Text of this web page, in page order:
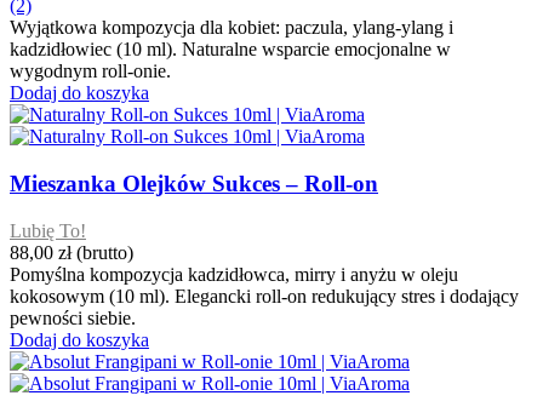
(2)
Wyjątkowa kompozycja dla kobiet: paczula, ylang-ylang i
kadzidłowiec (10 ml). Naturalne wsparcie emocjonalne w
wygodnym roll-onie.
Dodaj do koszyka
Mieszanka Olejków Sukces – Roll-on
Lubię To!
88,00 zł (brutto)
Pomyślna kompozycja kadzidłowca, mirry i anyżu w oleju
kokosowym (10 ml). Elegancki roll-on redukujący stres i dodający
pewności siebie.
Dodaj do koszyka